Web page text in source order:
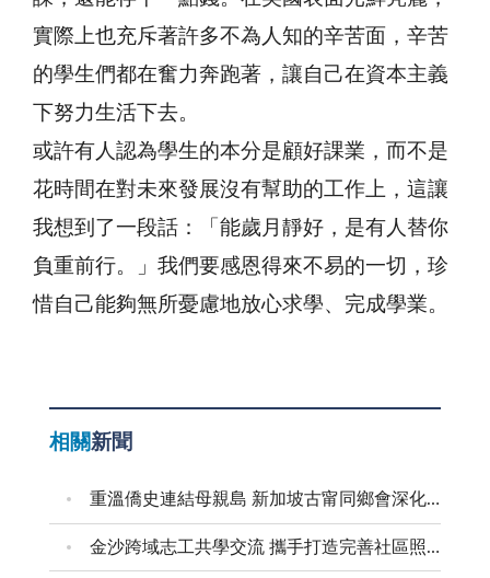
實際上也充斥著許多不為人知的辛苦面，辛苦
的學生們都在奮力奔跑著，讓自己在資本主義
下努力生活下去。
或許有人認為學生的本分是顧好課業，而不是
花時間在對未來發展沒有幫助的工作上，這讓
我想到了一段話：「能歲月靜好，是有人替你
負重前行。」我們要感恩得來不易的一切，珍
惜自己能夠無所憂慮地放心求學、完成學業。
相關新聞
重溫僑史連結母親島 新加坡古甯同鄉會深化金門交流
金沙跨域志工共學交流 攜手打造完善社區照顧網絡